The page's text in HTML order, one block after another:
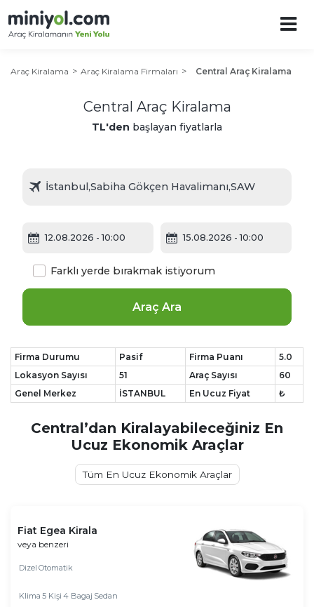
Araç Kiralama Araç Kiralama Firmaları Central Araç Kiralama
Central Araç Kiralama
TL'den başlayan fiyatlarla
12.08.2026 - 10:00 15.08.2026 - 10:00
Araç Ara
Farklı yerde bırakmak istiyorum
Firma Durumu Pasif Firma Puanı
5.0
Lokasyon Sayısı
51 Araç Sayısı
60
Genel Merkez
İSTANBUL En Ucuz Fiyat ₺
Central’dan Kiralayabileceğiniz En
Ucuz Ekonomik Araçlar
Tüm En Ucuz Ekonomik Araçlar
Fiat Egea Kirala
veya benzeri
Dizel Otomatik
Klima 5 Kişi 4 Bagaj Sedan